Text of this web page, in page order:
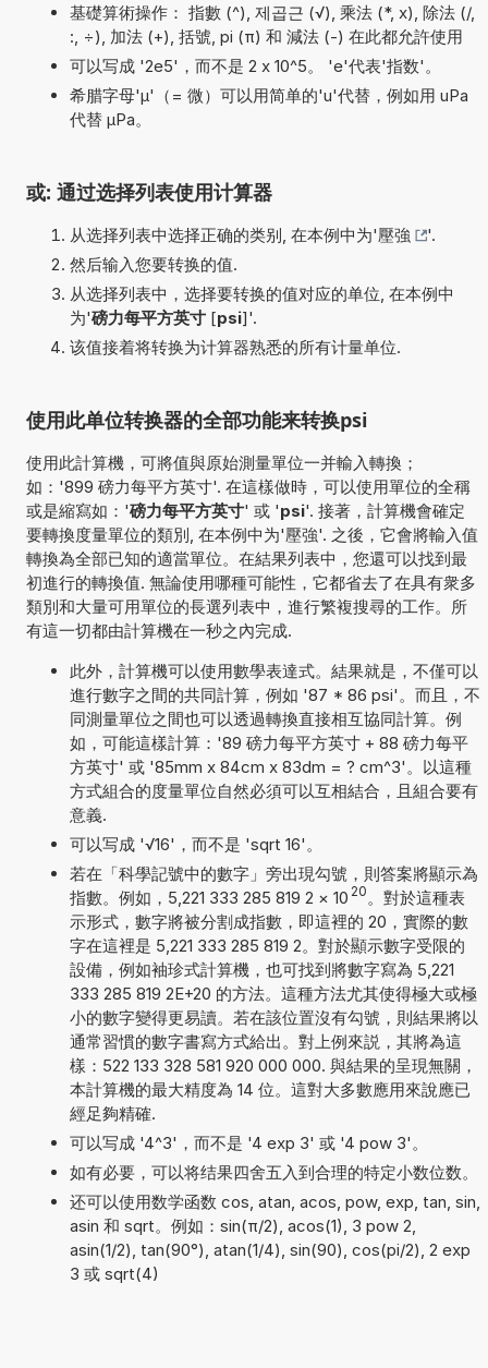
基礎算術操作： 指數 (^), 제곱근 (√), 乘法 (*, x), 除法 (/,
:, ÷), 加法 (+), 括號, pi (π) 和 減法 (-) 在此都允許使用
可以写成 '2e5'，而不是 2 x 10^5。 'e'代表'指数'。
希腊字母'µ'（= 微）可以用简单的'u'代替，例如用 uPa
代替 µPa。
或: 通过选择列表使用计算器
从选择列表中选择正确的类别, 在本例中为'壓強
'.
然后输入您要转换的值.
从选择列表中，选择要转换的值对应的单位, 在本例中
为'磅力每平方英寸[psi]'.
该值接着将转换为计算器熟悉的所有计量单位.
使用此单位转换器的全部功能来转换psi
使用此計算機，可將值與原始測量單位一并輸入轉換；
如：'899 磅力每平方英寸'. 在這樣做時，可以使用單位的全稱
或是縮寫如：'磅力每平方英寸' 或 'psi'. 接著，計算機會確定
要轉換度量單位的類別, 在本例中为'壓強'. 之後，它會將輸入值
轉換為全部已知的適當單位。在結果列表中，您還可以找到最
初進行的轉換值. 無論使用哪種可能性，它都省去了在具有衆多
類別和大量可用單位的長選列表中，進行繁複搜尋的工作。所
有這一切都由計算機在一秒之內完成.
此外，計算機可以使用數學表達式。結果就是，不僅可以
進行數字之間的共同計算，例如 '87 * 86 psi'。而且，不
同測量單位之間也可以透過轉換直接相互協同計算。例
如，可能這樣計算：'89 磅力每平方英寸 + 88 磅力每平
方英寸' 或 '85mm x 84cm x 83dm = ? cm^3'。以這種
方式組合的度量單位自然必須可以互相結合，且組合要有
意義.
可以写成 '√16'，而不是 'sqrt 16'。
若在「科學記號中的數字」旁出現勾號，則答案將顯示為
指數。例如，5,221 333 285 819 2 × 10 20 。對於這種表
示形式，數字將被分割成指數，即這裡的 20，實際的數
字在這裡是 5,221 333 285 819 2。對於顯示數字受限的
設備，例如袖珍式計算機，也可找到將數字寫為 5,221
333 285 819 2E+20 的方法。這種方法尤其使得極大或極
小的數字變得更易讀。若在該位置沒有勾號，則結果將以
通常習慣的數字書寫方式給出。對上例來説，其將為這
樣：522 133 328 581 920 000 000. 與結果的呈現無關，
本計算機的最大精度為 14 位。這對大多數應用來說應已
經足夠精確.
可以写成 '4^3'，而不是 '4 exp 3' 或 '4 pow 3'。
如有必要，可以将结果四舍五入到合理的特定小数位数。
还可以使用数学函数 cos, atan, acos, pow, exp, tan, sin,
asin 和 sqrt。例如：sin(π/2), acos(1), 3 pow 2,
asin(1/2), tan(90°), atan(1/4), sin(90), cos(pi/2), 2 exp
3 或 sqrt(4)